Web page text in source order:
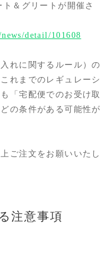
＆グリートが開催さ
detail/101608
れに関するルール）の
れまでのレギュレーシ
「宅配便でのお受け取
の条件がある可能性が
ご注文をお願いいたし
注意事項